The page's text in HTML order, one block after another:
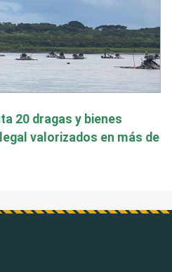
20 dragas y bienes
valorizados en más de